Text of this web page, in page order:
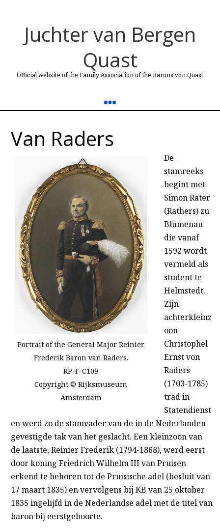
Juchter van Bergen
Quast
Official website of the Family Association of the Barons von Quast
Van Raders
Portrait of the General Major Reinier
Frederik Baron van Raders.
RP-F-C109
Copyright © Rijksmuseum
Amsterdam
De
stamreeks
begint met
Simon Rater
(Rathers) zu
Blumenau
die vanaf
1592 wordt
vermeld als
student te
Helmstedt.
Zijn
achterkleinz
oon
Christophel
Ernst von
Raders
(1703-1785)
trad in
Statendienst
en werd zo de stamvader van de in de Nederlanden
gevestigde tak van het geslacht. Een kleinzoon van
de laatste, Reinier Frederik (1794-1868), werd eerst
door koning Friedrich Wilhelm III van Pruisen
erkend te behoren tot de Pruisische adel (besluit van
17 maart 1835) en vervolgens bij KB van 25 oktober
1835 ingelijfd in de Nederlandse adel met de titel van
baron bij eerstgeboorte.